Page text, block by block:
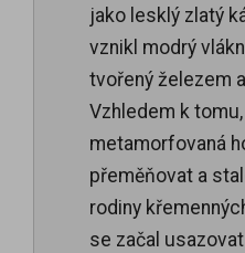
jako lesklý zlatý
vznikl modrý
tvořený železem
Vzhledem k
metamorfovaná
přeměňovat a
rodiny
se začal